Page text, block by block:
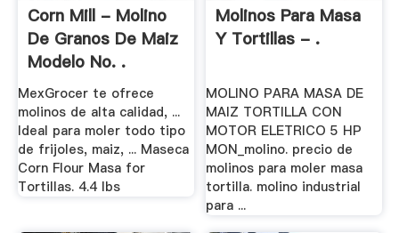
Corn Mill - Molino
De Granos De Maiz
Modelo No. .
MexGrocer te ofrece
molinos de alta calidad, ...
Ideal para moler todo tipo
de frijoles, maiz, ... Maseca
Corn Flour Masa for
Tortillas. 4.4 lbs
Molinos Para Masa
Y Tortillas - .
MOLINO PARA MASA DE
MAIZ TORTILLA CON
MOTOR ELETRICO 5 HP
MON_molino. precio de
molinos para moler masa
tortilla. molino industrial
para ...